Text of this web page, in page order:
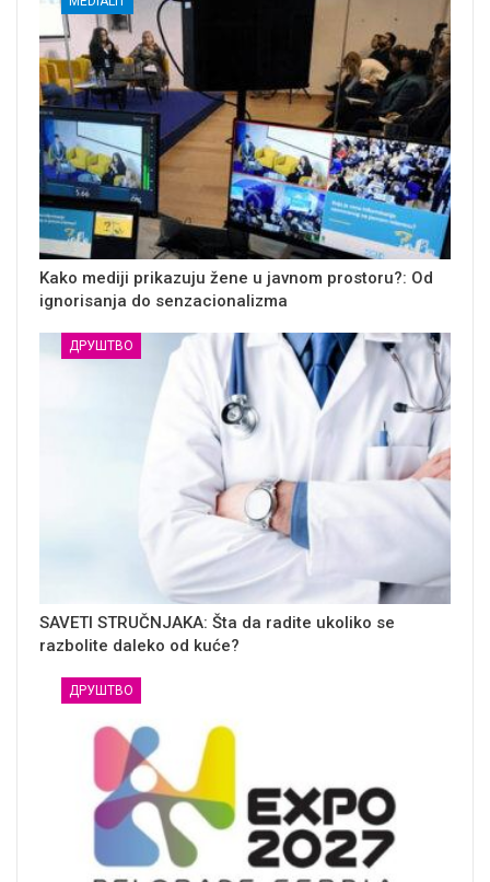
Kako mediji prikazuju žene u javnom prostoru?: Od
ignorisanja do senzacionalizma
ДРУШТВО
SAVETI STRUČNJAKA: Šta da radite ukoliko se
razbolite daleko od kuće?
ДРУШТВО